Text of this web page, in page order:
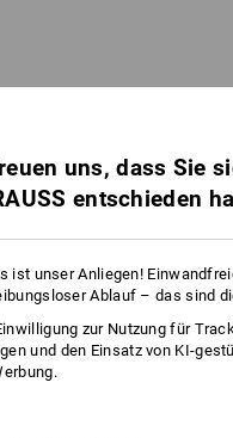
uns, dass Sie
entschieden
ist unser Anliegen!
Ablauf – das sind
zur Nutzung für
und den Einsatz von KI-